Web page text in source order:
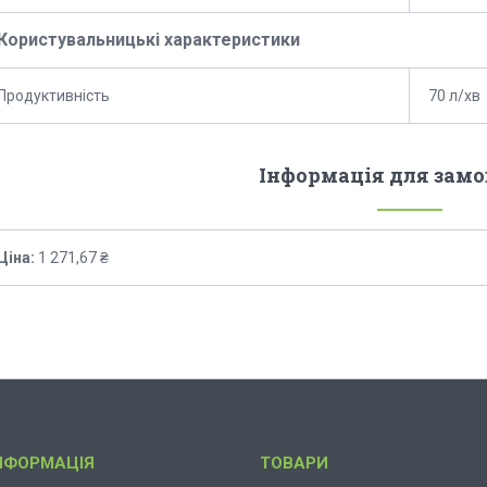
Користувальницькі характеристики
Продуктивність 70 л/хв
Інформація для
Ціна: 1 271,67 ₴
ТОВАРИ